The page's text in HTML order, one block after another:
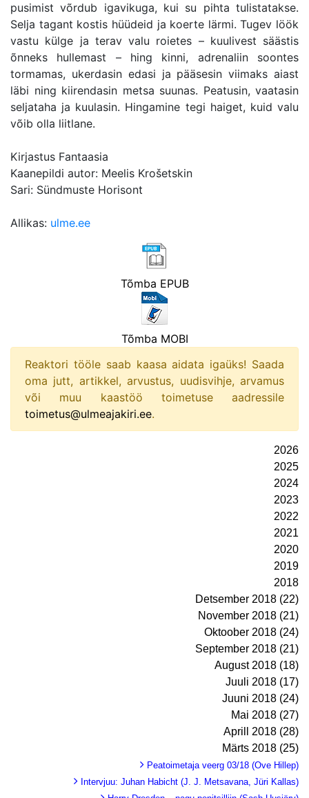
pusimist võrdub igavikuga, kui su pihta tulistatakse.
Selja tagant kostis hüüdeid ja koerte lärmi. Tugev löök
vastu külge ja terav valu roietes – kuulivest säästis
õnneks hullemast – hing kinni, adrenaliin soontes
tormamas, ukerdasin edasi ja pääsesin viimaks aiast
läbi ning kiirendasin metsa suunas. Peatusin, vaatasin
seljataha ja kuulasin. Hingamine tegi haiget, kuid valu
võib olla liitlane.
Kirjastus Fantaasia
Kaanepildi autor: Meelis Krošetskin
Sari: Sündmuste Horisont
Allikas: ulme.ee
Tõmba EPUB
Tõmba MOBI
Reaktori tööle saab kaasa aidata igaüks! Saada
oma jutt, artikkel, arvustus, uudisvihje, arvamus
või muu kaastöö toimetuse aadressile
toimetus@ulmeajakiri.ee.
2026
2025
2024
2023
2022
2021
2020
2019
2018
Detsember 2018 (22)
November 2018 (21)
Oktoober 2018 (24)
September 2018 (21)
August 2018 (18)
Juuli 2018 (17)
Juuni 2018 (24)
Mai 2018 (27)
Aprill 2018 (28)
Märts 2018 (25)
Peatoimetaja veerg 03/18 (Ove Hillep)
Intervjuu: Juhan Habicht (J. J. Metsavana, Jüri Kallas)